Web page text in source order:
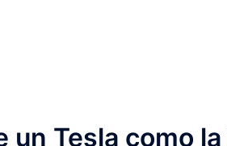
un Tesla como